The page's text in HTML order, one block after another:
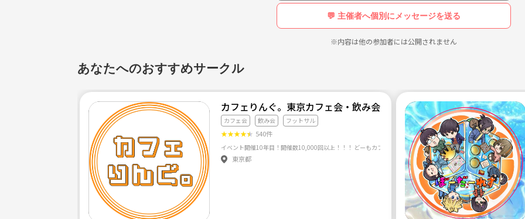
11日（日）バレー 15:00-17:00 港スポーツ
12日（祝月）バスケ（経験者） 13:00-15:00 桃谷
13日（火）フットサル 20:00-22:00 服部緑地
17日（土）フットサル 11:00-13:00 森ノ宮医療大学
18日（日）フットサル 15:00-17:00 森ノ宮医療大学（経験者のみ）
バスケ 21:00-22:30 桃谷
💬 主催者へ個別にメッセージを送る
※内容は他の参加者には公開されません
あなたへのおすすめサークル
カフェりんぐ。東京カフェ会・飲み会
カフェ会 飲み会 フットサル
★★★★★ 540件
東京都